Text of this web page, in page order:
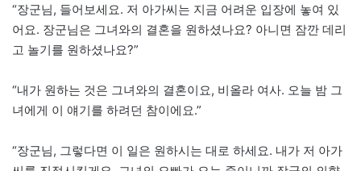
“장군님, 들어보세요. 저 아가씨는 지금 어려운 입장에 놓여 있
어요. 장군님은 그녀와의 결혼을 원하셨나요? 아니면 잠깐 데리
고 놀기를 원하셨나요?”
“내가 원하는 것은 그녀와의 결혼이요, 비올라 여사. 오늘 밤 그
녀에게 이 얘기를 하려던 참이에요.”
“장군님, 그렇다면 이 일은 원하시는 대로 하세요. 내가 저 아가